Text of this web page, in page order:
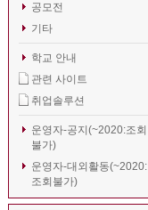
공모전
기타
학교 안내
관련 사이트
취업솔루션
운영자-공지(~2020:조회
불가)
운영자-대외활동(~2020:
조회불가)